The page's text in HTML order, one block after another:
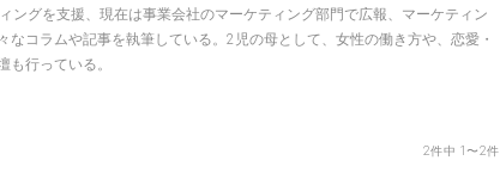
ングを支援、現在は事業会社のマーケティング部門で広報、マーケティン
コラムや記事を執筆している。2児の母として、女性の働き方や、恋愛・
も行っている。
2件中 1〜2件